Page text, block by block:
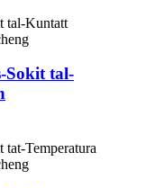
Sokit tal-